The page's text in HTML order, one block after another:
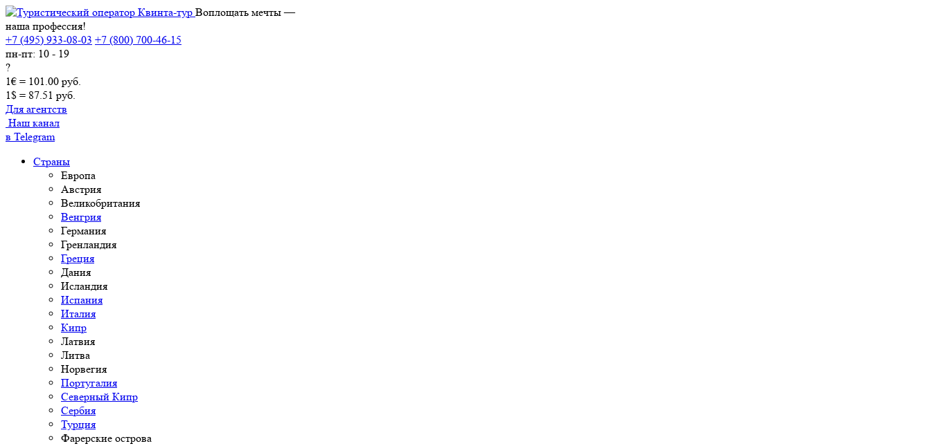
Воплощать мечты —
наша профессия!
+7 (495) 933-08-03 +7 (800) 700-46-15
пн-пт: 10 - 19
?
1€ = 101.00 руб.
1$ = 87.51 руб.
Для агентств
Наш канал
в Telegram
Страны
Европа
Австрия
Великобритания
Венгрия
Германия
Гренландия
Греция
Дания
Исландия
Испания
Италия
Кипр
Латвия
Литва
Норвегия
Португалия
Северный Кипр
Сербия
Турция
Фарерские острова